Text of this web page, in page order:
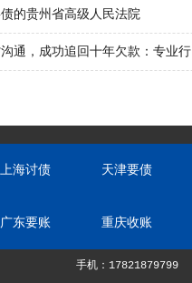
的贵州省高级人民法院
通，成功追回十年欠款：专业行
上海讨债 天津要债
广东要账 重庆收账
手机：17821879799